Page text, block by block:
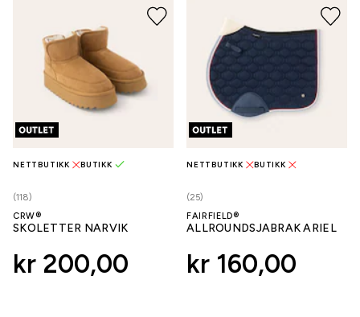
(118)
NETTBUTIKK BUTIKK
CRW®
SKOLETTER NARVIK
kr 200,00
(25)
NETTBUTIKK BUTIKK
FAIRFIELD®
ALLROUNDSJABRAK ARIEL
kr 160,00